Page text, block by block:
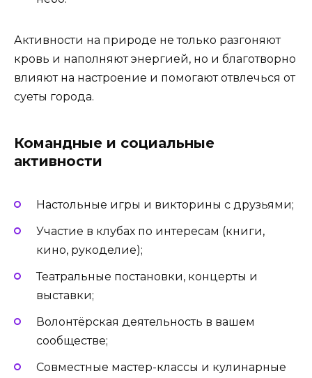
Активности на природе не только разгоняют
кровь и наполняют энергией, но и благотворно
влияют на настроение и помогают отвлечься от
суеты города.
Командные и социальные
активности
Настольные игры и викторины с друзьями;
Участие в клубах по интересам (книги,
кино, рукоделие);
Театральные постановки, концерты и
выставки;
Волонтёрская деятельность в вашем
сообществе;
Совместные мастер-классы и кулинарные